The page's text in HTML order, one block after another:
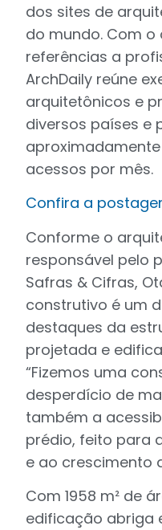
dos sites de
do mundo. Com
referências a
ArchDaily reúne
arquitetônicos e
diversos países e
acessos por mês.
Confira a
Conforme o
responsável pelo
Safras & Cifras,
construtivo é um
destaques da
projetada e
“Fizemos uma
desperdício de
também a
prédio, feito para
e ao crescimento
Com 1958 m² de
edificação abriga